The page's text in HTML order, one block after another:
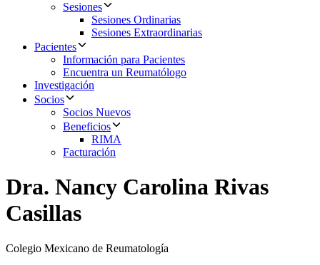
Sesiones
Sesiones Ordinarias
Sesiones Extraordinarias
Pacientes
Información para Pacientes
Encuentra un Reumatólogo
Investigación
Socios
Socios Nuevos
Beneficios
RIMA
Facturación
Dra. Nancy Carolina Rivas
Casillas
Colegio Mexicano de Reumatología